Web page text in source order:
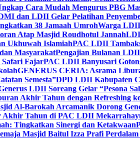
Cara Mudah Mengurus PBG
dan LDII Gelar Pelatihan
38 Jamaah UmrohWarga
Atap Masjid Roudhotul Jannah
Ukhuwah IslamiahPAC LDII
MasyarakatPengajian Bulanan
Safari FajarPAC LDII Banyusari
GENERUS CERIA: Asrama
Semesta”DPD LDII Kabupaten
LDII Soreang Gelar “Pesona
Akhir Tahun dengan Refreshing
Al-Barokah Arcamanik Dorong
Akhir Tahun di PAC LDII
Tingkatkan Sinergi dan Ketakwaan
Masjid Baitul Izza Prafi